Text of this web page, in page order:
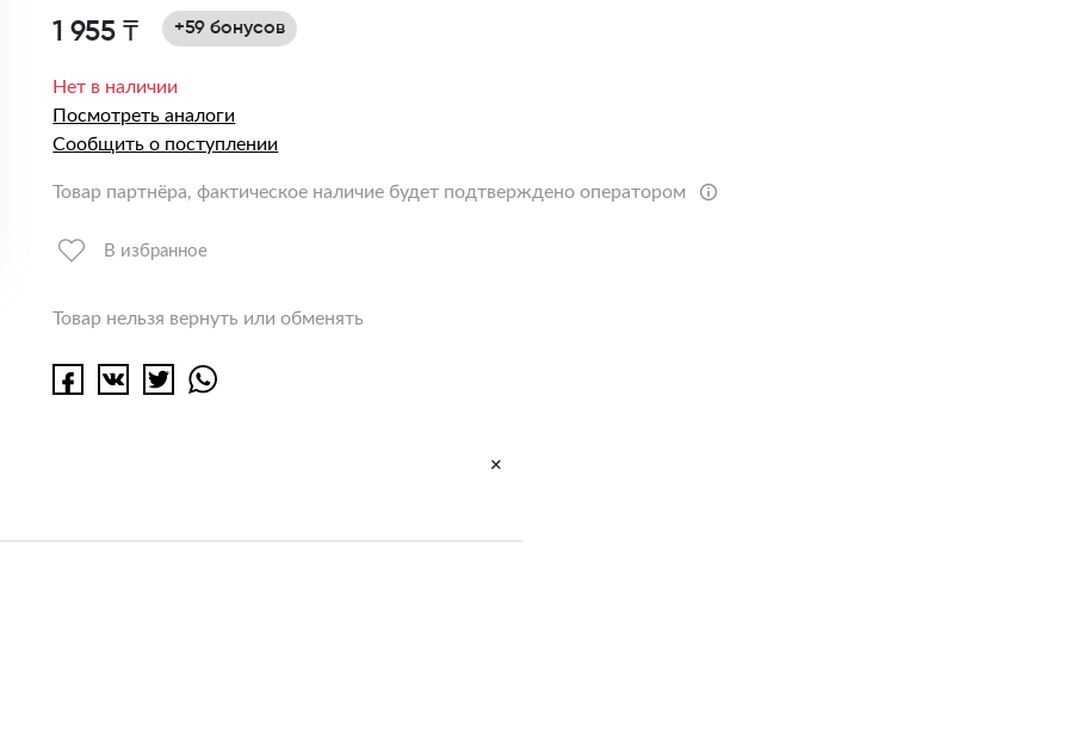
1 955 ₸ +59 бонусов
Нет в наличии
Посмотреть аналоги
Сообщить о поступлении
Товар партнёра, фактическое наличие будет подтверждено оператором
В избранное
Товар нельзя вернуть или обменять
+